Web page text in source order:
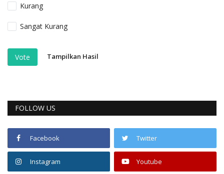
Kurang
Sangat Kurang
Vote Tampilkan Hasil
FOLLOW US
Facebook Twitter
Instagram Youtube